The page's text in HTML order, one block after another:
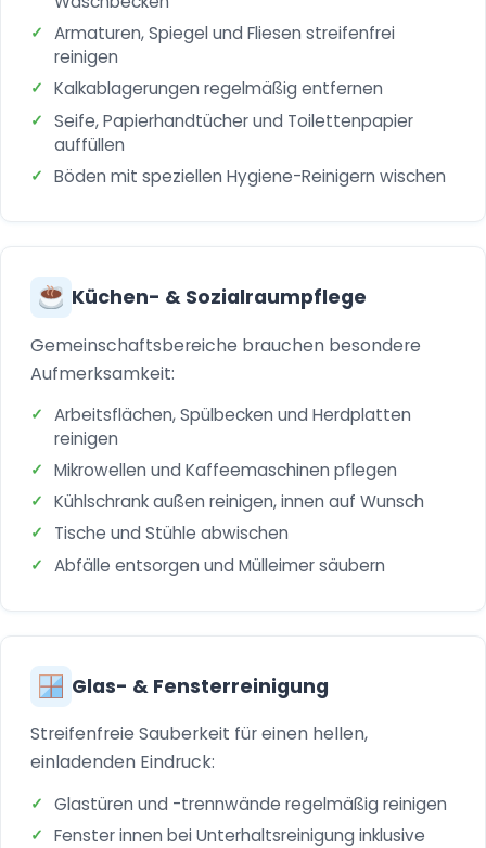
Armaturen, Spiegel und Fliesen streifenfrei
reinigen
Kalkablagerungen regelmäßig entfernen
Seife, Papierhandtücher und Toilettenpapier
auffüllen
Böden mit speziellen Hygiene-Reinigern wischen
Küchen- & Sozialraumpflege
Gemeinschaftsbereiche brauchen besondere
Aufmerksamkeit:
Arbeitsflächen, Spülbecken und Herdplatten
reinigen
Mikrowellen und Kaffeemaschinen pflegen
Kühlschrank außen reinigen, innen auf Wunsch
Tische und Stühle abwischen
Abfälle entsorgen und Mülleimer säubern
Glas- & Fensterreinigung
Streifenfreie Sauberkeit für einen hellen,
einladenden Eindruck:
Glastüren und -trennwände regelmäßig reinigen
Fenster innen bei Unterhaltsreinigung inklusive